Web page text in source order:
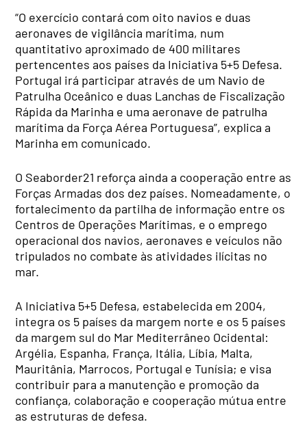
“O exercício contará com oito navios e duas
aeronaves de vigilância marítima, num
quantitativo aproximado de 400 militares
pertencentes aos países da Iniciativa 5+5 Defesa.
Portugal irá participar através de um Navio de
Patrulha Oceânico e duas Lanchas de Fiscalização
Rápida da Marinha e uma aeronave de patrulha
marítima da Força Aérea Portuguesa”, explica a
Marinha em comunicado.
O Seaborder21 reforça ainda a cooperação entre as
Forças Armadas dos dez países. Nomeadamente, o
fortalecimento da partilha de informação entre os
Centros de Operações Marítimas, e o emprego
operacional dos navios, aeronaves e veículos não
tripulados no combate às atividades ilícitas no
mar.
A Iniciativa 5+5 Defesa, estabelecida em 2004,
integra os 5 países da margem norte e os 5 países
da margem sul do Mar Mediterrâneo Ocidental:
Argélia, Espanha, França, Itália, Líbia, Malta,
Mauritânia, Marrocos, Portugal e Tunísia; e visa
contribuir para a manutenção e promoção da
confiança, colaboração e cooperação mútua entre
as estruturas de defesa.